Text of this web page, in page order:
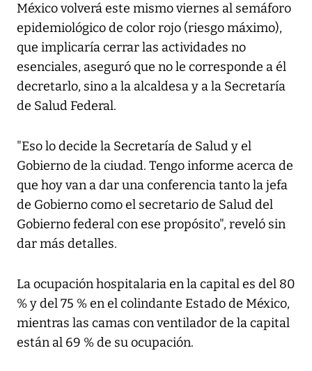
México volverá este mismo viernes al semáforo
epidemiológico de color rojo (riesgo máximo),
que implicaría cerrar las actividades no
esenciales, aseguró que no le corresponde a él
decretarlo, sino a la alcaldesa y a la Secretaría
de Salud Federal.
"Eso lo decide la Secretaría de Salud y el
Gobierno de la ciudad. Tengo informe acerca de
que hoy van a dar una conferencia tanto la jefa
de Gobierno como el secretario de Salud del
Gobierno federal con ese propósito", reveló sin
dar más detalles.
La ocupación hospitalaria en la capital es del 80
% y del 75 % en el colindante Estado de México,
mientras las camas con ventilador de la capital
están al 69 % de su ocupación.